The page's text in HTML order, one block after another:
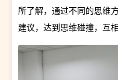
所了解，通过不同的思维
建议，达到思维碰撞，互